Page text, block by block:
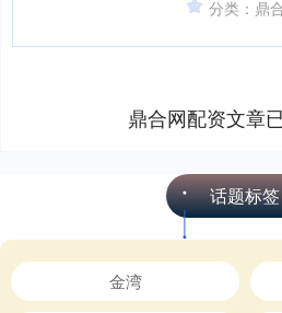
惊的消息引
分类：鼎
鼎合网配资文章
话题标签
金湾